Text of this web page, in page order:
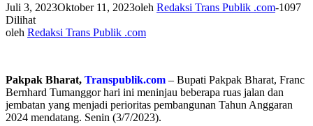
Juli 3, 2023Oktober 11, 2023oleh Redaksi Trans Publik .com-1097
Dilihat
oleh Redaksi Trans Publik .com
Pakpak Bharat, Transpublik.com – Bupati Pakpak Bharat, Franc
Bernhard Tumanggor hari ini meninjau beberapa ruas jalan dan
jembatan yang menjadi perioritas pembangunan Tahun Anggaran
2024 mendatang. Senin (3/7/2023).